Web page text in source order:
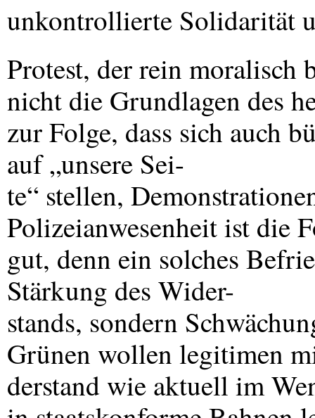
unkontrollierte Solidarität
Protest, der rein
nicht die Grundlagen des
zur Folge, dass sich auch
auf „unsere Sei-
te“ stellen,
Polizeianwesenheit ist die
gut, denn ein solches
Stärkung des Wider-
stands, sondern
Grünen wollen legitimen
derstand wie aktuell im